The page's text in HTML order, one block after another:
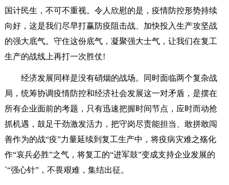
国计民生，不可不重视。令人欣慰的是，疫情防控形势持续
向好，这是我们尽早打赢防疫阻击战、加快投入生产攻坚战
的强大底气。守住这份底气，凝聚强大士气，让我们在复工
生产的战线上再打一次胜仗!
经济发展同样是没有硝烟的战场。同时面临两个复杂战
局，统筹协调疫情防控和经济社会发展这一对矛盾，是摆在
所有企业面前的考题，只有迅速把握时间节点，应时而动抢
抓机遇，鼓足干劲激发活力，把守岗尽责能担当、敢拼敢闯
善作为的战“疫”力量延续到复工生产中，将疫病灾难之殇化
作“哀兵必胜”之气，将复工的“进军鼓”变成支持企业发展的
`“强心针”，不畏艰难，集结出征。